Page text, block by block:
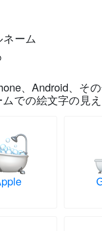
ーム
、Android、そ
ムでの絵文字の見